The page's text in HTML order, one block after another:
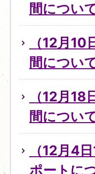
間につい
（12月
間につい
（12月
間につい
（12月4
ポートに